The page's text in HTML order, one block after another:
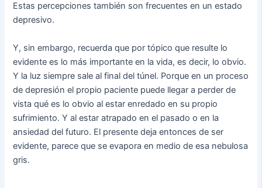
Estas percepciones también son frecuentes en un estado
depresivo.
Y, sin embargo, recuerda que por tópico que resulte lo
evidente es lo más importante en la vida, es decir, lo obvio.
Y la luz siempre sale al final del túnel. Porque en un proceso
de depresión el propio paciente puede llegar a perder de
vista qué es lo obvio al estar enredado en su propio
sufrimiento. Y al estar atrapado en el pasado o en la
ansiedad del futuro. El presente deja entonces de ser
evidente, parece que se evapora en medio de esa nebulosa
gris.